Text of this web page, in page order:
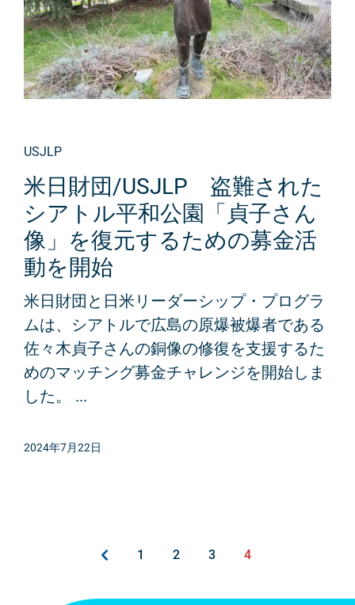
USJLP
米日財団/USJLP 盗難された
シアトル平和公園「貞子さん
像」を復元するための募金活
動を開始
米日財団と日米リーダーシップ・プログラ
ムは、シアトルで広島の原爆被爆者である
佐々木貞子さんの銅像の修復を支援するた
めのマッチング募金チャレンジを開始しま
した。 ...
2024年7月22日
1 2 3 4